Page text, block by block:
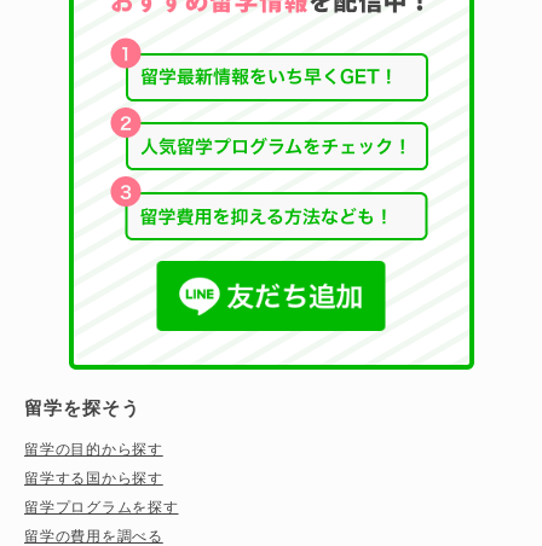
留学を探そう
留学の目的から探す
留学する国から探す
留学プログラムを探す
留学の費用を調べる